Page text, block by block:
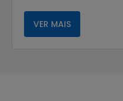
VER MAIS